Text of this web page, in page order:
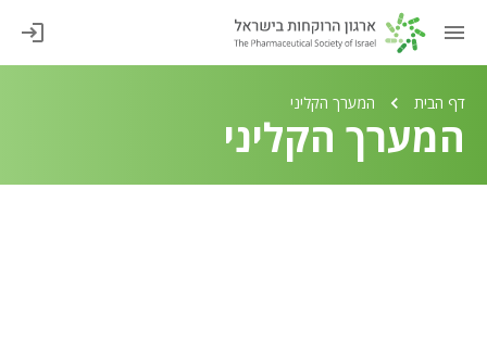
דף הבית המערך הקליני
המערך הקליני